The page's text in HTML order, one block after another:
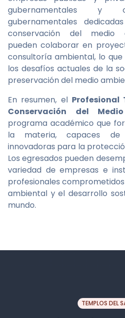
gubernamentales y
gubernamentales
conservación del medio
pueden colaborar en
consultoría ambiental, lo
los desafíos actuales de la
preservación del medio
En resumen, el Profesional
Conservación del
programa académico que
la materia, capaces de
innovadoras para la
Los egresados pueden
variedad de empresas e
profesionales
ambiental y el desarrollo
mundo.
TEMPLOS DEL